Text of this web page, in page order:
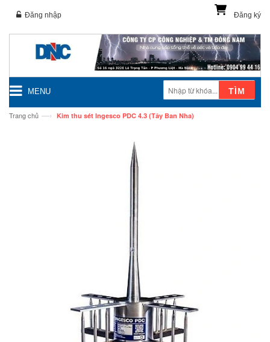
Đăng ký
Đăng nhập
MENU TÌM
Trang chủ —› Kim thu sét Ingesco PDC 4.3 (Tây Ban Nha)